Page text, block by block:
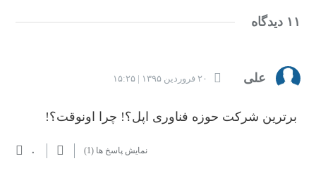
۱۱ دیدگاه
علی ۲۰ فروردین ۱۳۹۵ | ۱۵:۲۵
برترین شرکت حوزه فناوری اپل؟! چرا اونوقت؟!
۰ نمایش پاسخ ها (1)